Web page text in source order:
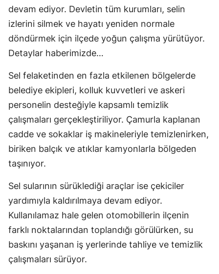
devam ediyor. Devletin tüm kurumları, selin
izlerini silmek ve hayatı yeniden normale
döndürmek için ilçede yoğun çalışma yürütüyor.
Detaylar haberimizde…
Sel felaketinden en fazla etkilenen bölgelerde
belediye ekipleri, kolluk kuvvetleri ve askeri
personelin desteğiyle kapsamlı temizlik
çalışmaları gerçekleştiriliyor. Çamurla kaplanan
cadde ve sokaklar iş makineleriyle temizlenirken,
biriken balçık ve atıklar kamyonlarla bölgeden
taşınıyor.
Sel sularının sürüklediği araçlar ise çekiciler
yardımıyla kaldırılmaya devam ediyor.
Kullanılamaz hale gelen otomobillerin ilçenin
farklı noktalarından toplandığı görülürken, su
baskını yaşanan iş yerlerinde tahliye ve temizlik
çalışmaları sürüyor.